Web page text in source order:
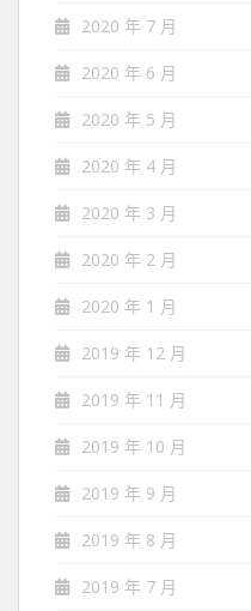
2020 年 7 月
2020 年 6 月
2020 年 5 月
2020 年 4 月
2020 年 3 月
2020 年 2 月
2020 年 1 月
2019 年 12 月
2019 年 11 月
2019 年 10 月
2019 年 9 月
2019 年 8 月
2019 年 7 月